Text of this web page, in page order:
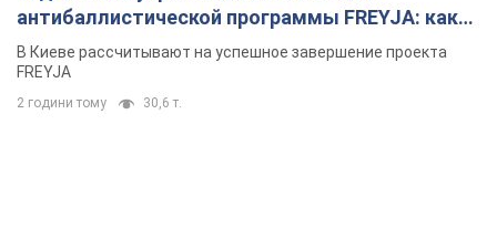
антибаллистической программы FREYJA: какие
решения готовятся
В Киеве рассчитывают на успешное завершение проекта
FREYJA
2 години тому 30,6 т.